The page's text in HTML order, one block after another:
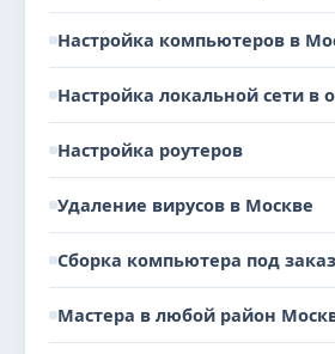
Настройка компьютеров в
Настройка локальной сети в
Настройка роутеров
Удаление вирусов в Москве
Сборка компьютера под заказ
Мастера в любой район